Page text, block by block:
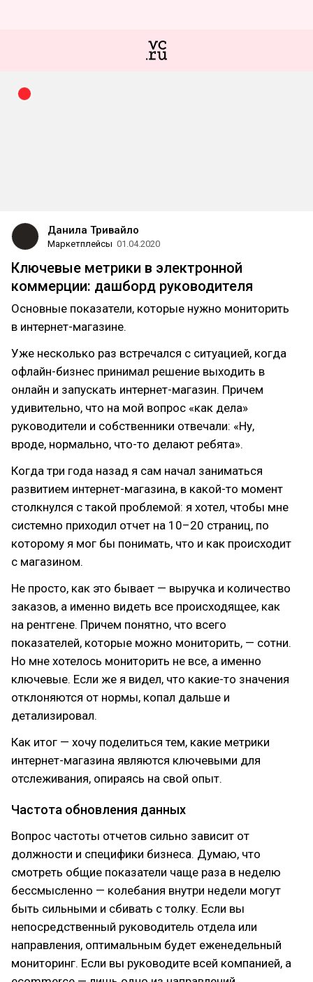
Данила Тривайло
Маркетплейсы 01.04.2020
Ключевые метрики в электронной
коммерции: дашборд руководителя
Основные показатели, которые нужно мониторить
в интернет-магазине.
Уже несколько раз встречался с ситуацией, когда
офлайн-бизнес принимал решение выходить в
онлайн и запускать интернет-магазин. Причем
удивительно, что на мой вопрос «как дела»
руководители и собственники отвечали: «Ну,
вроде, нормально, что-то делают ребята».
Когда три года назад я сам начал заниматься
развитием интернет-магазина, в какой-то момент
столкнулся с такой проблемой: я хотел, чтобы мне
системно приходил отчет на 10–20 страниц, по
которому я мог бы понимать, что и как происходит
с магазином.
Не просто, как это бывает — выручка и количество
заказов, а именно видеть все происходящее, как
на рентгене. Причем понятно, что всего
показателей, которые можно мониторить, — сотни.
Но мне хотелось мониторить не все, а именно
ключевые. Если же я видел, что какие-то значения
отклоняются от нормы, копал дальше и
детализировал.
Как итог — хочу поделиться тем, какие метрики
интернет-магазина являются ключевыми для
отслеживания, опираясь на свой опыт.
Частота обновления данных
Вопрос частоты отчетов сильно зависит от
должности и специфики бизнеса. Думаю, что
смотреть общие показатели чаще раза в неделю
бессмысленно — колебания внутри недели могут
быть сильными и сбивать с толку. Если вы
непосредственный руководитель отдела или
направления, оптимальным будет еженедельный
мониторинг. Если вы руководите всей компанией, а